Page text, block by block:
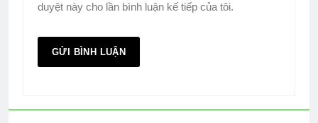
duyệt này cho lần bình luận kế tiếp của tôi.